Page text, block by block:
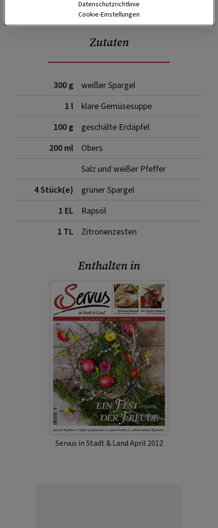
Zutaten
300 g
weißer Spargel
1 l
klare Gemüsesuppe
100 g
geschälte Erdäpfel
200 ml
Obers
Salz und weißer Pfeffer
4 Stück(e)
grüner Spargel
1 EL
Rapsöl
1 TL
Zitronenzesten
Enthalten in
Servus in Stadt & Land April 2012
Datenschutzrichtlinie
Cookie-Einstellungen